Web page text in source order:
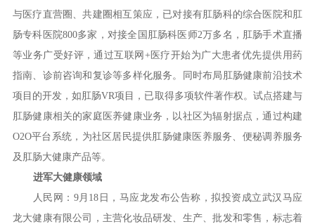
与医疗直营圈、共建圈相互策应，已对接有肛肠科的综合医院和肛
肠专科医院800多家，对接全国肛肠科医师2万多名，肛肠手术直播
等业务广受好评，通过互联网+医疗开始为广大患者优先提供用药
指南、诊前咨询和复诊等多样化服务。同时布局肛肠健康前沿技术
项目的开发，如肛肠VR项目，已取得多项软件著作权。试点搭建与
肛肠健康相关的家庭医养健康业务，以社区为辐射据点，通过构建
O2O平台系统，为社区居民提供肛肠健康医养服务、便秘调养服务
及肛肠大健康产品等。
进军大健康领域
人民网：9月18日，马应龙发布公告称，拟投资成立武汉马应
龙大健康有限公司，主营化妆品研发、生产、批发和零售，标志着